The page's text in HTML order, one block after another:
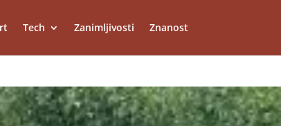
Tech Zanimljivosti Znanost